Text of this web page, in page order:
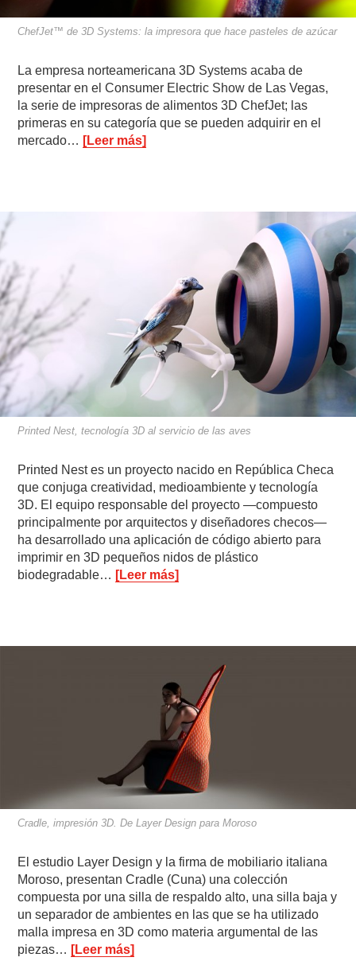
ChefJet™ de 3D Systems: la impresora que hace pasteles de azúcar
La empresa norteamericana 3D Systems acaba de
presentar en el Consumer Electric Show de Las Vegas,
la serie de impresoras de alimentos 3D ChefJet; las
primeras en su categoría que se pueden adquirir en el
mercado… [Leer más]
Printed Nest, tecnología 3D al servicio de las aves
Printed Nest es un proyecto nacido en República Checa
que conjuga creatividad, medioambiente y tecnología
3D. El equipo responsable del proyecto —compuesto
principalmente por arquitectos y diseñadores checos—
ha desarrollado una aplicación de código abierto para
imprimir en 3D pequeños nidos de plástico
biodegradable… [Leer más]
Cradle, impresión 3D. De Layer Design para Moroso
El estudio Layer Design y la firma de mobiliario italiana
Moroso, presentan Cradle (Cuna) una colección
compuesta por una silla de respaldo alto, una silla baja y
un separador de ambientes en las que se ha utilizado
malla impresa en 3D como materia argumental de las
piezas… [Leer más]